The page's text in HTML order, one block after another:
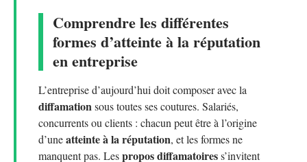
Comprendre les différentes
formes d’atteinte à la réputation
en entreprise
L’entreprise d’aujourd’hui doit composer avec la
diffamation sous toutes ses coutures. Salariés,
concurrents ou clients : chacun peut être à l’origine
d’uneatteinte à la réputation, et les formes ne
manquent pas. Lespropos diffamatoiress’invitent